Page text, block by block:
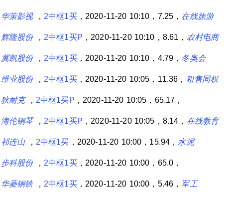
华策影视 ， 2中枢1买，2020-11-20 10:10，7.25， 在线旅游
辉隆股份 ， 2中枢1买P ，2020-11-20 10:10，8.61， 农村电商
冀凯股份 ， 2中枢1买，2020-11-20 10:10，4.79， 冬奥会
维业股份 ， 2中枢1买，2020-11-20 10:05，11.36， 租售同权
狄耐克 ， 2中枢1买P ，2020-11-20 10:05，65.17，
海伦钢琴 ， 2中枢1买P ，2020-11-20 10:05，8.14， 在线教育
祁连山 ， 2中枢1买 ，2020-11-20 10:00，15.94， 水泥
步科股份 ， 2中枢1买，2020-11-20 10:00，65.0，
华菱钢铁 ， 2中枢1买，2020-11-20 10:00，5.46， 军工